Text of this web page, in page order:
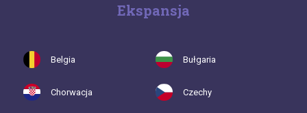
Ekspansja
Belgia Bułgaria
Chorwacja Czechy